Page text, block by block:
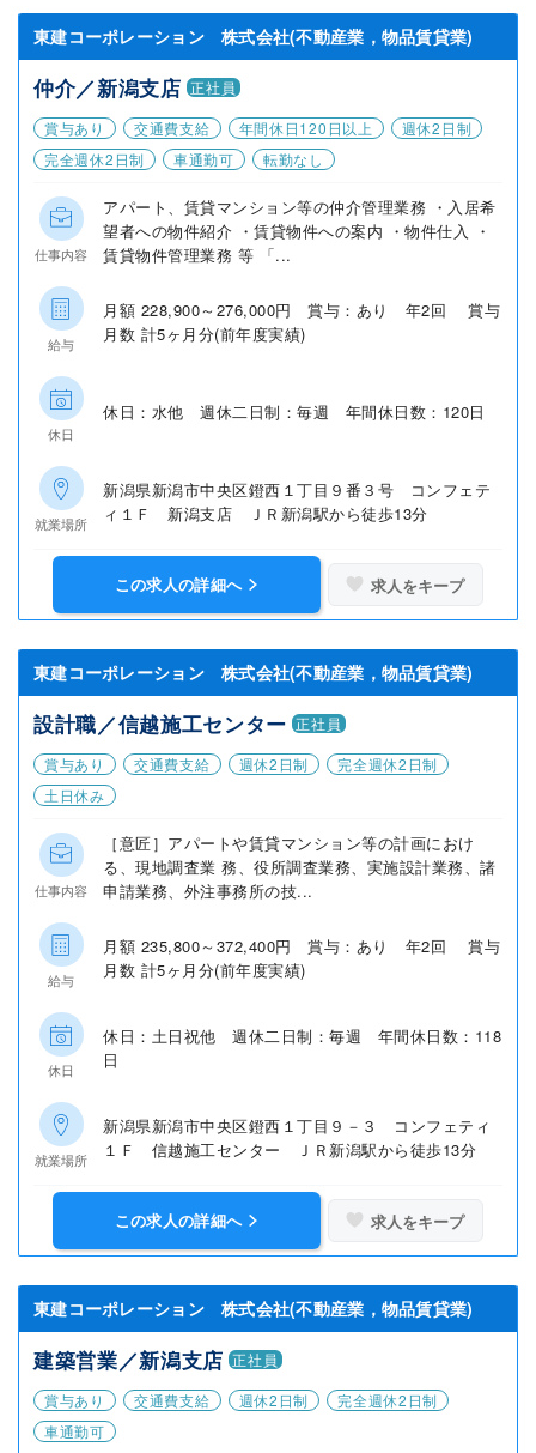
東建コーポレーション 株式会社(不動産業，物品賃貸業)
仲介／新潟支店 正社員
賞与あり
交通費支給 年間休日120日以上
週休2日制
完全週休2日制
車通勤可 転勤なし
仕事内容
アパート、賃貸マンション等の仲介管理業務 ・入居希
望者への物件紹介 ・賃貸物件への案内 ・物件仕入 ・
賃貸物件管理業務 等 「...
給与
月額 228,900～276,000円 賞与：あり 年2回 賞与
月数 計5ヶ月分(前年度実績)
休日
休日：水他 週休二日制：毎週 年間休日数：120日
就業場所
新潟県新潟市中央区鐙西１丁目９番３号 コンフェテ
ィ１Ｆ 新潟支店 ＪＲ新潟駅から徒歩13分
この求人の詳細へ 求人をキープ
東建コーポレーション 株式会社(不動産業，物品賃貸業)
設計職／信越施工センター 正社員
賞与あり
交通費支給 週休2日制
完全週休2日制
土日休み
仕事内容
［意匠］アパートや賃貸マンション等の計画におけ
る、現地調査業 務、役所調査業務、実施設計業務、諸
申請業務、外注事務所の技...
給与
月額 235,800～372,400円 賞与：あり 年2回 賞与
月数 計5ヶ月分(前年度実績)
休日
休日：土日祝他 週休二日制：毎週 年間休日数：118
日
就業場所
新潟県新潟市中央区鐙西１丁目９－３ コンフェティ
１Ｆ 信越施工センター ＪＲ新潟駅から徒歩13分
この求人の詳細へ 求人をキープ
東建コーポレーション 株式会社(不動産業，物品賃貸業)
建築営業／新潟支店 正社員
賞与あり
交通費支給 週休2日制
完全週休2日制
車通勤可